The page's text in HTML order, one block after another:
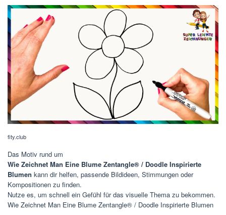
fity.club
Das Motiv rund um
Wie Zeichnet Man Eine Blume Zentangle® / Doodle Inspirierte
Blumen kann dir helfen, passende Bildideen, Stimmungen oder
Kompositionen zu finden.
Nutze es, um schnell ein Gefühl für das visuelle Thema zu bekommen.
Wie Zeichnet Man Eine Blume Zentangle® / Doodle Inspirierte Blumen